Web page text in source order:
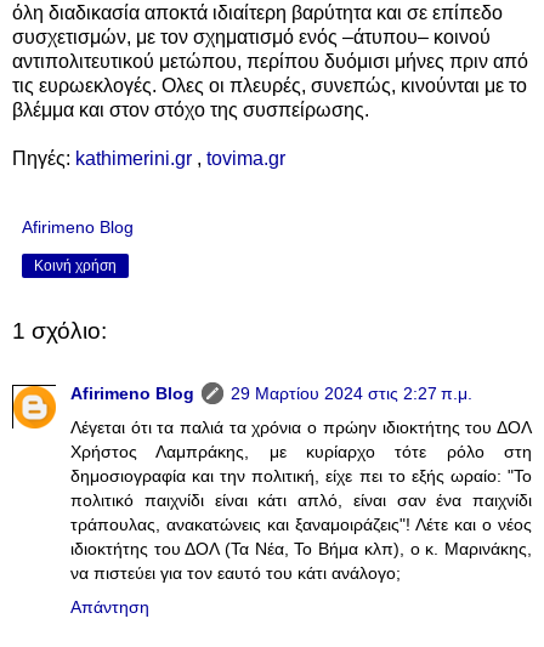
όλη διαδικασία αποκτά ιδιαίτερη βαρύτητα και σε επίπεδο
συσχετισμών, με τον σχηματισμό ενός –άτυπου– κοινού
αντιπολιτευτικού μετώπου, περίπου δυόμισι μήνες πριν από
τις ευρωεκλογές. Ολες οι πλευρές, συνεπώς, κινούνται με το
βλέμμα και στον στόχο της συσπείρωσης.
Πηγές: kathimerini.gr , tovima.gr
Afirimeno Blog
Κοινή χρήση
1 σχόλιο:
Afirimeno Blog
29 Μαρτίου 2024 στις 2:27 π.μ.
Λέγεται ότι τα παλιά τα χρόνια ο πρώην ιδιοκτήτης του ΔΟΛ
Χρήστος Λαμπράκης, με κυρίαρχο τότε ρόλο στη
δημοσιογραφία και την πολιτική, είχε πει το εξής ωραίο: "Το
πολιτικό παιχνίδι είναι κάτι απλό, είναι σαν ένα παιχνίδι
τράπουλας, ανακατώνεις και ξαναμοιράζεις"! Λέτε και ο νέος
ιδιοκτήτης του ΔΟΛ (Τα Νέα, Το Βήμα κλπ), ο κ. Μαρινάκης,
να πιστεύει για τον εαυτό του κάτι ανάλογο;
Απάντηση